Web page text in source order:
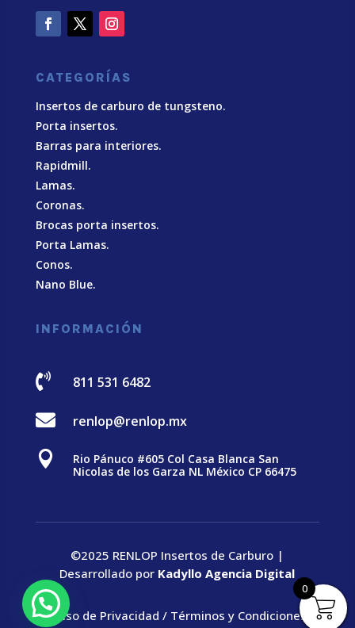
CATEGORÍAS
Insertos de carburo de tungsteno.
Porta insertos.
Barras para interiores.
Rapidmill.
Lamas.
Coronas.
Brocas porta insertos.
Porta Lamas.
Conos.
Nano Blue.
INFORMACIÓN
 811 531 6482
 renlop@renlop.mx

Rio Pánuco #605 Col Casa Blanca San
Nicolas de los Garza NL México CP 66475
©2025 RENLOP Insertos de Carburo |
Desarrollado por Kadyllo Agencia Digital
Aviso de Privacidad / Términos y Condiciones
0